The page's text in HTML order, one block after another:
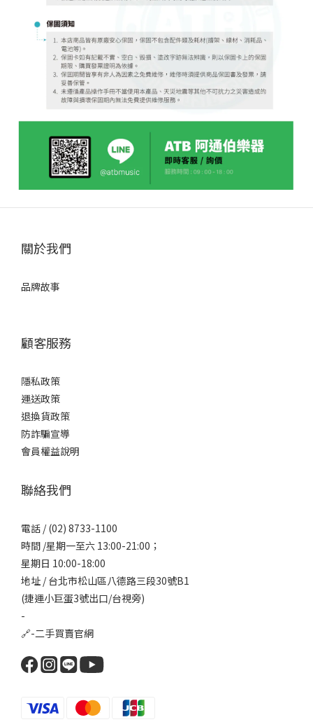
關於我們
品牌故事
顧客服務
隱私政策
運送政策
退換貨政策
防詐騙宣導
會員權益說明
聯絡我們
電話 / (02) 8733-1100
時間 /星期一至六 13:00-21:00；
星期日 10:00-18:00
地址 / 台北市松山區八德路三段30號B1
(捷運小巨蛋3號出口/台視旁)
-
🔗-二手買賣官網